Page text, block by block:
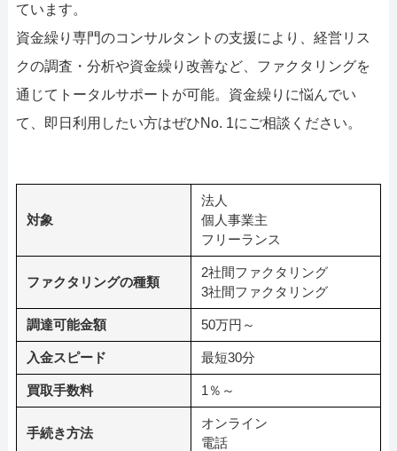
ています。
資金繰り専門のコンサルタントの支援により、経営リス
クの調査・分析や資金繰り改善など、ファクタリングを
通じてトータルサポートが可能。資金繰りに悩んでい
て、即日利用したい方はぜひNo. 1にご相談ください。
対象
法人
個人事業主
フリーランス
ファクタリングの種類
2社間ファクタリング
3社間ファクタリング
調達可能金額 50万円～
入金スピード 最短30分
買取手数料 1％～
手続き方法
オンライン
電話